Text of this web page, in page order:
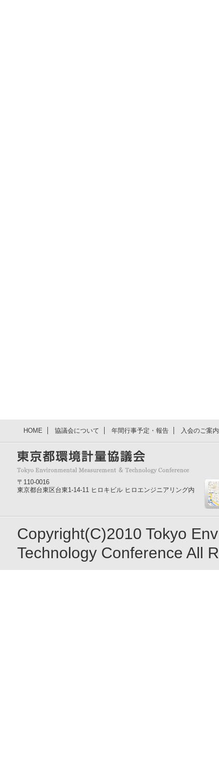
HOME 協議会について 年間行事予定・報告 入会のご案
〒110-0016
東京都台東区台東1-14-11 ヒロキビル ヒロエンジニアリング内
Copyright(C)2010 Tokyo
Technology Conference All